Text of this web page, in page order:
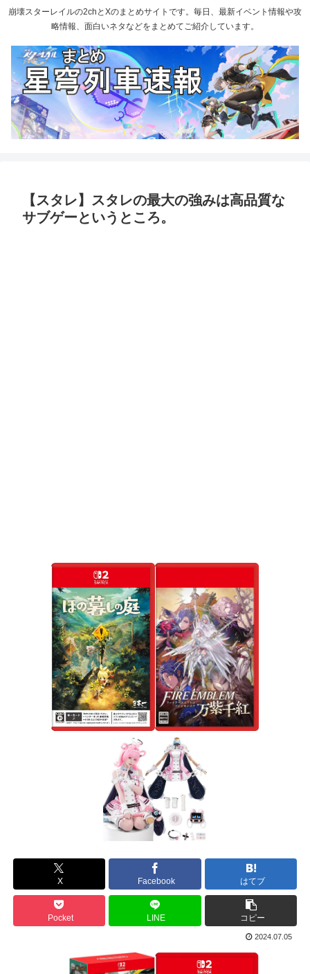
崩壊スターレイルの2chとXのまとめサイトです。毎日、最新イベント情報や攻
略情報、面白いネタなどをまとめてご紹介しています。
【スタレ】スタレの最大の強みは高品質な
サブゲーというところ。
X Facebook はてブ
Pocket LINE コピー
2024.07.05